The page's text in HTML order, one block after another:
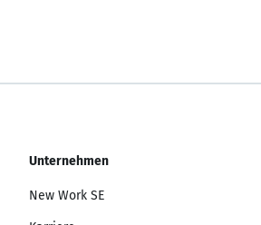
Unternehmen
New Work SE